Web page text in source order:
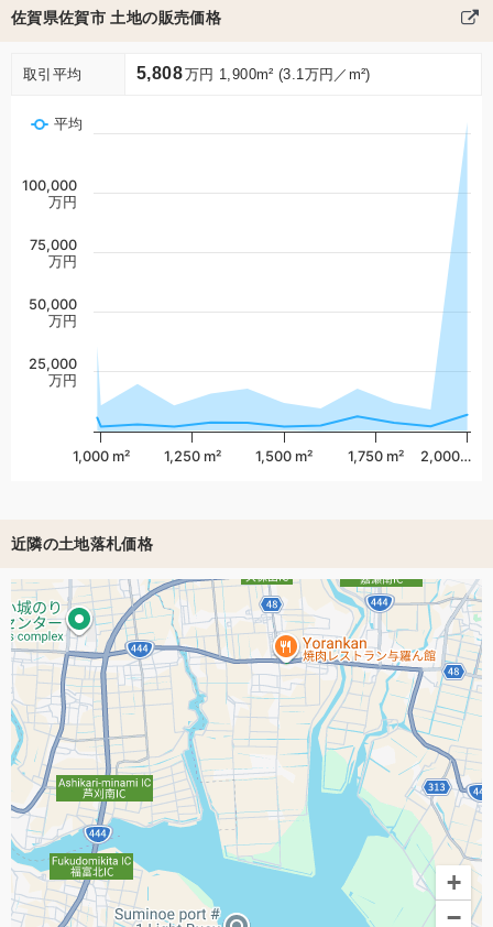
佐賀県佐賀市 土地の販売価格
取引平均 5,808万円 1,900m² (3.1万円／m²)
平均
1,000 m² 1,250 m² 1,500 m² 1,750 m² 2,000…
25,000
万円
50,000
万円
75,000
万円
100,000
万円
近隣の土地落札価格
+
−